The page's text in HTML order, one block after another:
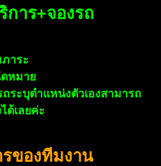
การ+จองรถ
าระ
หมาย
ระบุตำแหน่งตัวเองสามารถ
ด้เลยค่ะ
ของทีมงาน